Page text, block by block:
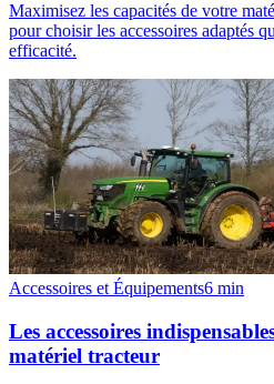
Maximisez les capacités de votre
pour choisir les accessoires adaptés
efficacité.
Accessoires et Équipements6 min
Les accessoires
matériel tracteur